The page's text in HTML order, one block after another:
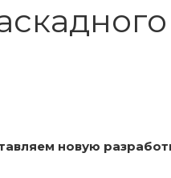
новую